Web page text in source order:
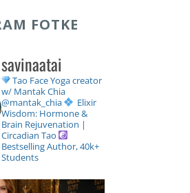
FOTKE
savinaatai
Tao Face Yoga creator
w/ Mantak Chia
@mantak_chia
Elixir
Wisdom: Hormone &
Brain Rejuvenation |
Circadian Tao
Bestselling Author, 40k+
Students